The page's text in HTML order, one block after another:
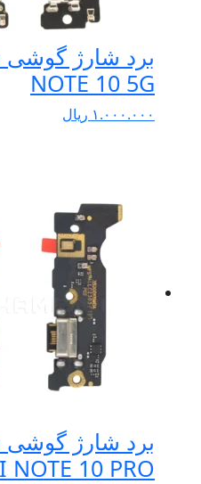
NOTE 10 5G
۱.۰۰۰.۰۰۰ ریال
برد شارژ گوشی
NOTE 10 PRO